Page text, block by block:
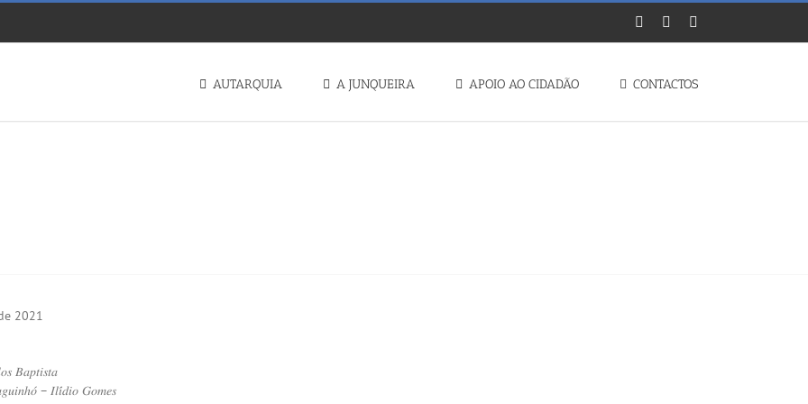
FacebookInstagram
AUTARQUIA A JUNQUEIRA APOIO AO CIDADÃO CONTACTOS
2021
𝐵𝑎𝑝𝑡𝑖𝑠𝑡𝑎
– 𝐼𝑙𝑖́𝑑𝑖𝑜 𝐺𝑜𝑚𝑒𝑠